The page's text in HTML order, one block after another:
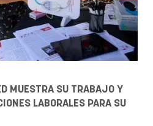
MUESTRA SU TRABAJO Y
LABORALES PARA SU